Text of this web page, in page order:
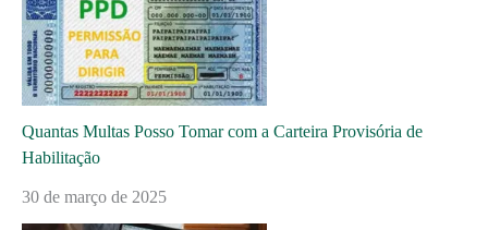
Quantas Multas Posso Tomar com a Carteira Provisória de
Habilitação
30 de março de 2025